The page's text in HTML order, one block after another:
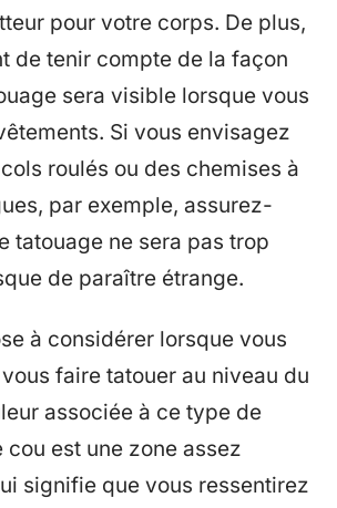
pour votre corps. De plus,
de tenir compte de la façon
sera visible lorsque vous
Si vous envisagez
roulés ou des chemises à
par exemple, assurez-
tatouage ne sera pas trop
de paraître étrange.
à considérer lorsque vous
faire tatouer au niveau du
associée à ce type de
cou est une zone assez
signifie que vous ressentirez